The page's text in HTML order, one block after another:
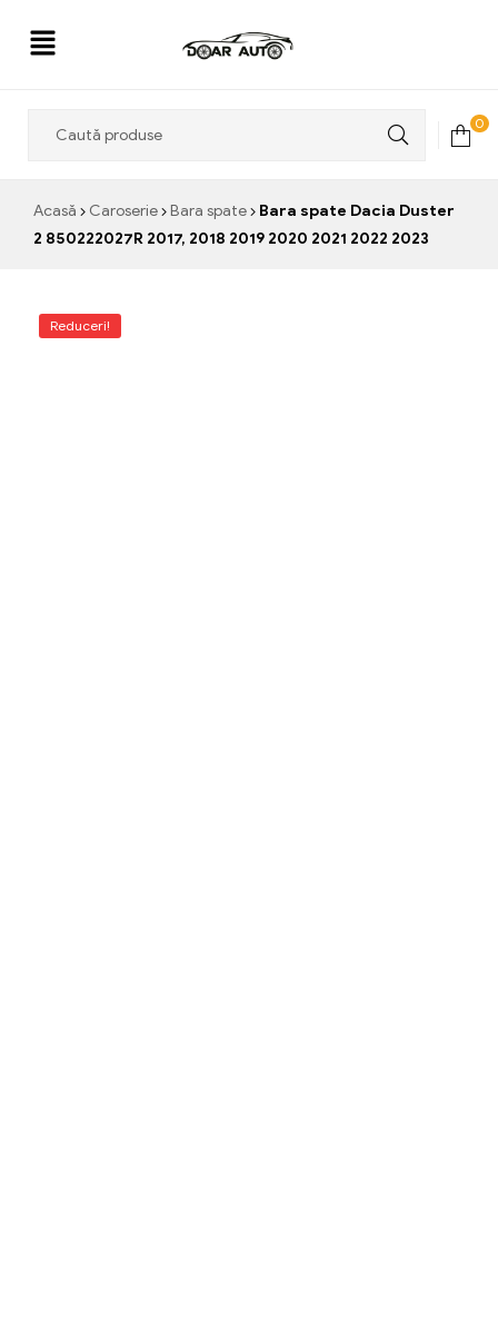
0
Acasă Caroserie Bara spate
Bara spate Dacia Duster
2 850222027R 2017, 2018 2019 2020 2021 2022 2023
Reduceri!